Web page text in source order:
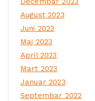
August 2023
Juni 2023
Maj 2023
April 2023
Mart 2023
Januar 2023
Septembar 2022